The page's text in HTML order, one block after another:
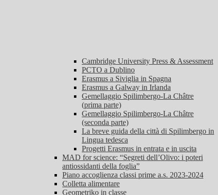
Cambridge University Press & Assessment
PCTO a Dublino
Erasmus a Siviglia in Spagna
Erasmus a Galway in Irlanda
Gemellaggio Spilimbergo-La Châtre
(prima parte)
Gemellaggio Spilimbergo-La Châtre
(seconda parte)
La breve guida della città di Spilimbergo in
Lingua tedesca
Progetti Erasmus in entrata e in uscita
MAD for science: “Segreti dell’Olivo: i poteri
antiossidanti della foglia”
Piano accoglienza classi prime a.s. 2023-2024
Colletta alimentare
Geometriko in classe